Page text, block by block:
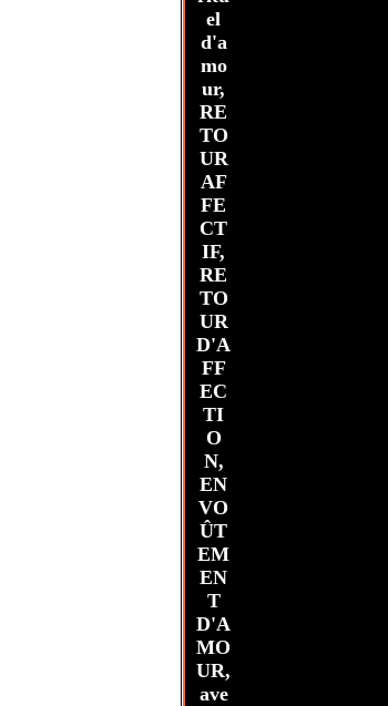
el
d'a
mo
ur,
RE
TO
UR
AF
FE
CT
IF,
RE
TO
UR
D'A
FF
EC
TI
O
N,
EN
VO
ÛT
EM
EN
T
D'A
MO
UR,
ave